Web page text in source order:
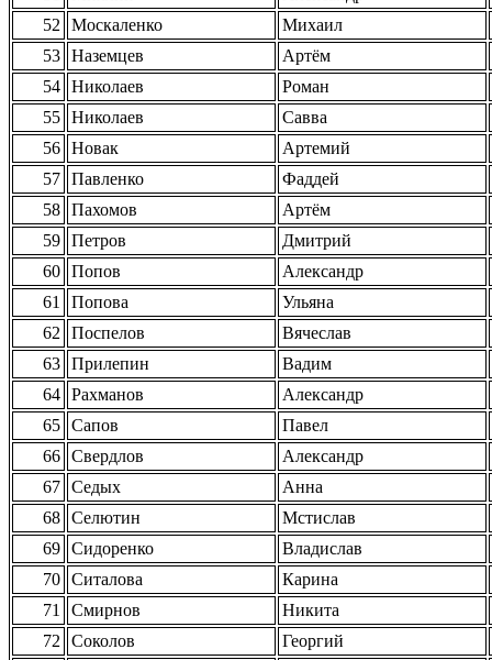
52
Москаленко
Михаил
53 Наземцев
Артём
54 Николаев
Роман
55 Николаев
Савва
56 Новак
Артемий
57 Павленко
Фаддей
58 Пахомов
Артём
59 Петров
Дмитрий
60 Попов
Александр
61
Попова
Ульяна
62
Поспелов
Вячеслав
63 Прилепин
Вадим
64 Рахманов
Александр
65 Сапов
Павел
66 Свердлов
Александр
67 Седых
Анна
68 Селютин
Мстислав
69 Сидоренко
Владислав
70 Ситалова
Карина
71
Смирнов
Никита
72
Соколов
Георгий